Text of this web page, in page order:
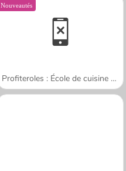
Nouveautés
Profiteroles : École de cuisine de Sara